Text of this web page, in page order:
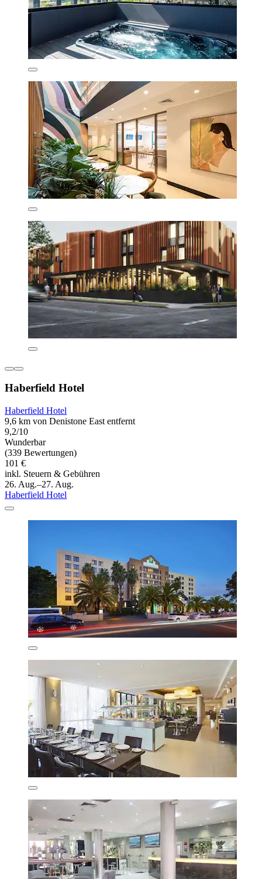
Haberfield Hotel
Haberfield Hotel
9,6 km von Denistone East entfernt
9,2/10
Wunderbar
(339 Bewertungen)
101 €
inkl. Steuern & Gebühren
26. Aug.–27. Aug.
Haberfield Hotel